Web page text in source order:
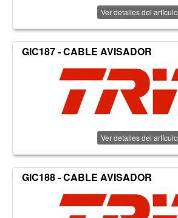
Ver detalles del artículo
GIC187 - CABLE AVISADOR
Ver detalles del artículo
GIC188 - CABLE AVISADOR